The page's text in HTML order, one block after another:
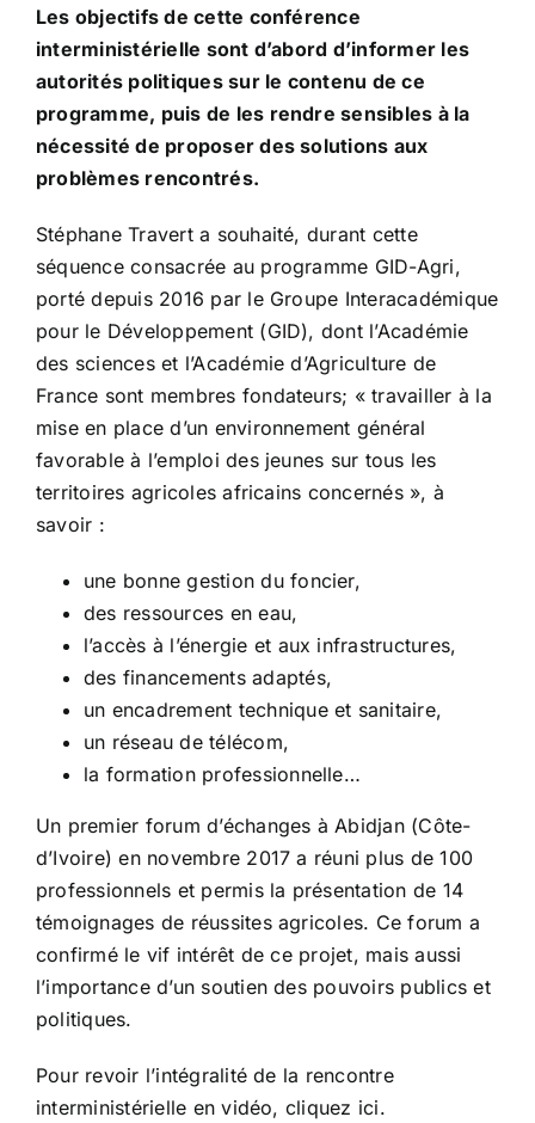
Les objectifs de cette conférence
interministérielle sont d’abord d’informer les
autorités politiques sur le contenu de ce
programme, puis de les rendre sensibles à la
nécessité de proposer des solutions aux
problèmes rencontrés.
Stéphane Travert a souhaité, durant cette
séquence consacrée au programme GID-Agri,
porté depuis 2016 par le Groupe Interacadémique
pour le Développement (GID), dont l’Académie
des sciences et l’Académie d’Agriculture de
France sont membres fondateurs; « travailler à la
mise en place d’un environnement général
favorable à l’emploi des jeunes sur tous les
territoires agricoles africains concernés », à
savoir :
une bonne gestion du foncier,
des ressources en eau,
l’accès à l’énergie et aux infrastructures,
des financements adaptés,
un encadrement technique et sanitaire,
un réseau de télécom,
la formation professionnelle…
Un premier forum d’échanges à Abidjan (Côte-
d’Ivoire) en novembre 2017 a réuni plus de 100
professionnels et permis la présentation de 14
témoignages de réussites agricoles. Ce forum a
confirmé le vif intérêt de ce projet, mais aussi
l’importance d’un soutien des pouvoirs publics et
politiques.
Pour revoir l’intégralité de la rencontre
interministérielle en vidéo, cliquez ici.